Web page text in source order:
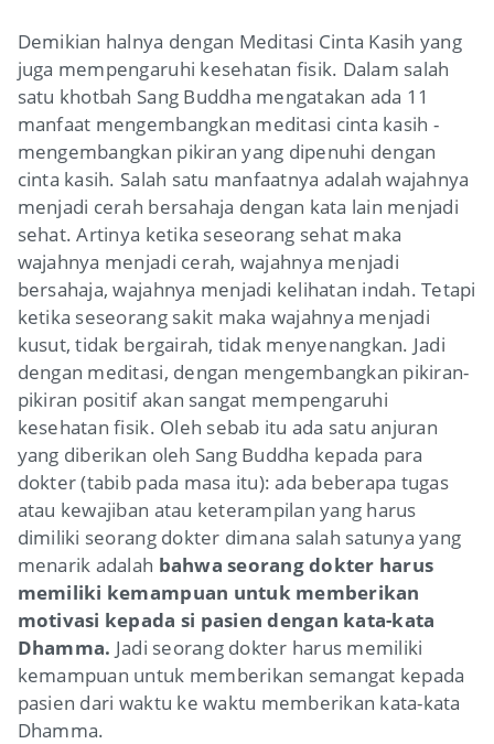
Demikian halnya dengan Meditasi Cinta Kasih yang
juga mempengaruhi kesehatan fisik. Dalam salah
satu khotbah Sang Buddha mengatakan ada 11
manfaat mengembangkan meditasi cinta kasih -
mengembangkan pikiran yang dipenuhi dengan
cinta kasih. Salah satu manfaatnya adalah wajahnya
menjadi cerah bersahaja dengan kata lain menjadi
sehat. Artinya ketika seseorang sehat maka
wajahnya menjadi cerah, wajahnya menjadi
bersahaja, wajahnya menjadi kelihatan indah. Tetapi
ketika seseorang sakit maka wajahnya menjadi
kusut, tidak bergairah, tidak menyenangkan. Jadi
dengan meditasi, dengan mengembangkan pikiran-
pikiran positif akan sangat mempengaruhi
kesehatan fisik. Oleh sebab itu ada satu anjuran
yang diberikan oleh Sang Buddha kepada para
dokter (tabib pada masa itu): ada beberapa tugas
atau kewajiban atau keterampilan yang harus
dimiliki seorang dokter dimana salah satunya yang
menarik adalah bahwaseorang dokter harus
memiliki kemampuan untuk memberikan
motivasi kepada si pasien dengan kata-kata
Dhamma. Jadi seorang dokter harus memiliki
kemampuan untuk memberikan semangat kepada
pasien dari waktu ke waktu memberikan kata-kata
Dhamma.